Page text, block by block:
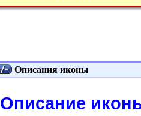
Описания иконы
Описание